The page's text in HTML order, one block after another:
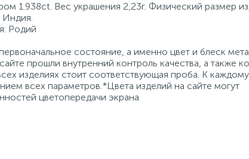
1.938ct. Вес украшения 2,23г. Физический размер
Индия.
Родий
состояние, а именно цвет и блеск
прошли внутренний контроль качества, а также
изделиях стоит соответствующая проба. К каждому
всех параметров.*Цвета изделий на сайте могут
цветопередачи экрана